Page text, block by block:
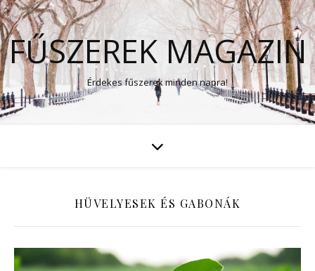
FŰSZEREK MAGAZIN
Érdekes fűszerek minden napra!
HÜVELYESEK ÉS GABONÁK